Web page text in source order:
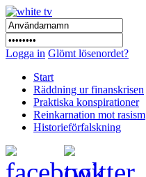
Logga in Glömt lösenordet?
Start
Räddning ur finanskrisen
Praktiska konspirationer
Reinkarnation mot rasism
Historieförfalskning